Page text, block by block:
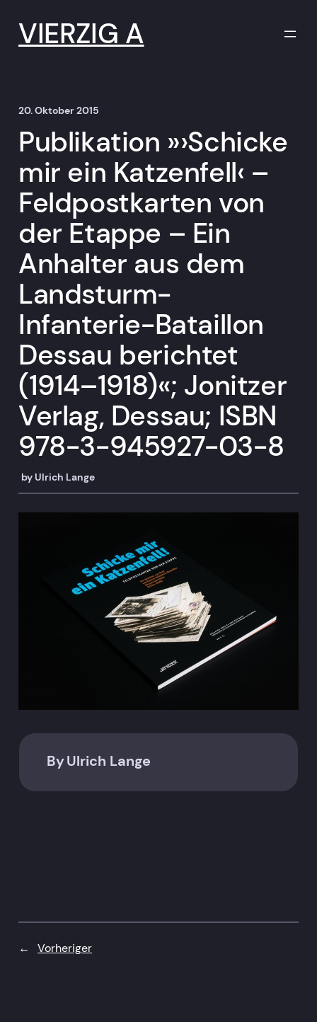
Inhalt
springenVIERZIG A
20. Oktober 2015
Publikation »›Schicke
mir ein Katzenfell‹ –
Feldpostkarten von
der Etappe – Ein
Anhalter aus dem
Landsturm-
Infanterie-Bataillon
Dessau berichtet
(1914–1918)«; Jonitzer
Verlag, Dessau; ISBN
978-3-945927-03-8
by Ulrich Lange
ByUlrich Lange
← Vorheriger